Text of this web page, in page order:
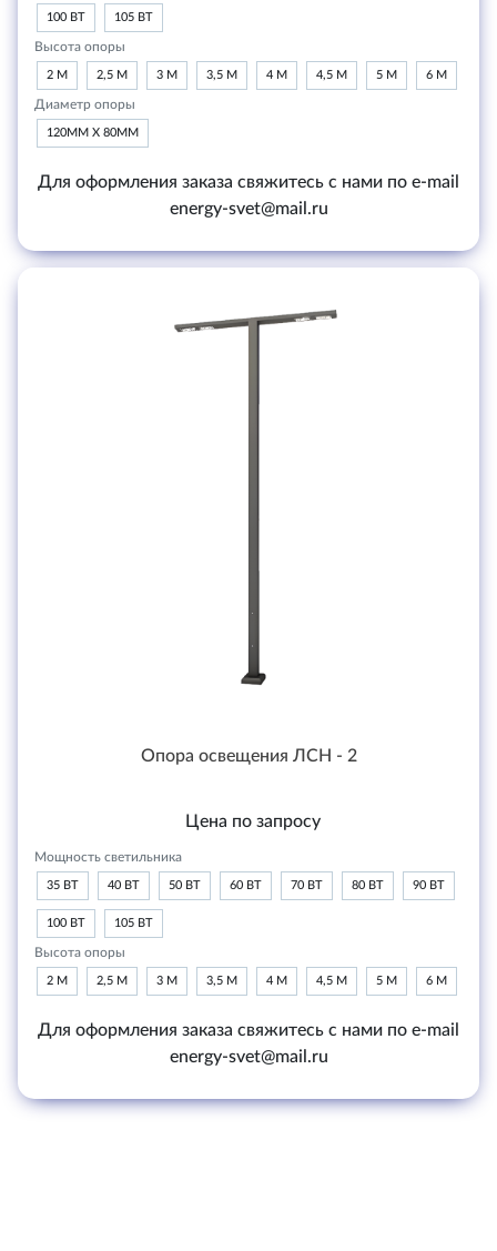
100 ВТ 105 ВТ
Высота опоры
2 М 2,5 М 3 М 3,5 М 4 М 4,5 М 5 М 6 М
Диаметр опоры
120ММ Х 80ММ
Для оформления заказа свяжитесь с нами по e-mail
energy-svet@mail.ru
Опора освещения ЛСН - 2
Цена по запросу
Мощность светильника
35 ВТ 40 ВТ 50 ВТ 60 ВТ 70 ВТ 80 ВТ 90 ВТ
100 ВТ 105 ВТ
Высота опоры
2 М 2,5 М 3 М 3,5 М 4 М 4,5 М 5 М 6 М
Для оформления заказа свяжитесь с нами по e-mail
energy-svet@mail.ru